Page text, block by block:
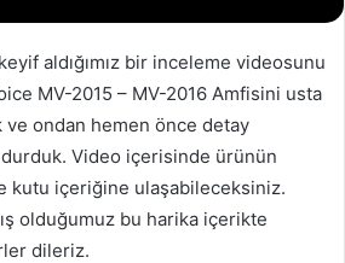
aldığımız bir inceleme videosunu
MV-2015 – MV-2016 Amfisini usta
ondan hemen önce detay
Video içerisinde ürünün
kutu içeriğine ulaşabileceksiniz.
olduğumuz bu harika içerikte
dileriz.